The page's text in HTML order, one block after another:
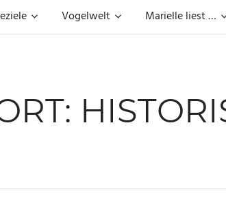
Vogelwelt Marielle liest …